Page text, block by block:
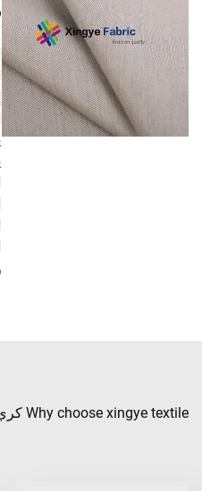
Why choose xingye textile كريпе طبيعي?